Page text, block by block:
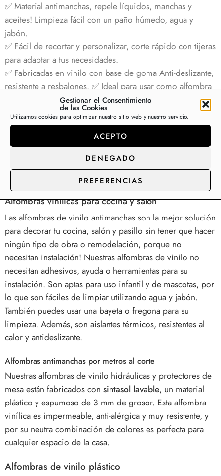
Gestionar el Consentimiento
de las Cookies
Utilizamos cookies para optimizar nuestro sitio web y nuestro servicio.
ACEPTO
DENEGADO
PREFERENCIAS
✅ Material antimanchas, repele líquidos, manchas y
aceites! Limpieza fácil con un paño húmedo, agua y
jabón.
✅ Fácil de recortar y personalizar, corte rápido con tijeras
para adaptar a tus necesidades.
✅ Fabricadas en vinilo con base de goma Anti-deslizante,
resistente a resbalones.✅Ideal para usar como alfombra
aislante térmica.
Sin existencias
Descripción Información adicional
Alfombras vinílicas para cocina y salón
Las alfombras de vinilo antimanchas son la mejor solución
para decorar tu cocina, salón y pasillo sin tener que hacer
ningún tipo de obra o remodelación, porque no
necesitan instalación! Nuestras alfombras de vinilo no
necesitan adhesivos, ayuda o herramientas para su
instalación. Son aptas para uso infantil y de mascotas, por
lo que son fáciles de limpiar utilizando agua y jabón.
También puedes usar una bayeta o fregona para su
limpieza. Además, son aislantes térmicos, resistentes al
calor y antideslizante.
Alfombras antimanchas por metros al corte
Nuestras alfombras de vinilo hidráulicas y protectores de
mesa están fabricados con sintasol lavable, un material
plástico y espumoso de 3 mm de grosor. Esta alfombra
vinílica es impermeable, anti-alérgica y muy resistente, y
por su neutra combinación de colores es perfecta para
cualquier espacio de la casa.
Alfombras de vinilo plástico